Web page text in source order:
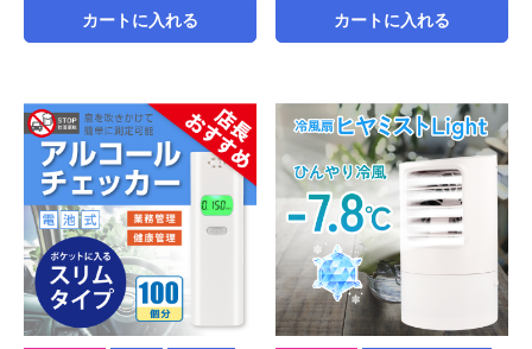
カートに入れる カートに入れる